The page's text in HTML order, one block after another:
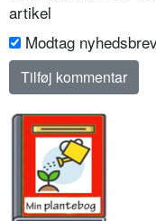
artikel
Modtag